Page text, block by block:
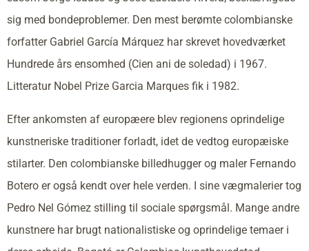
sig med bondeproblemer. Den mest berømte colombianske
forfatter Gabriel García Márquez har skrevet hovedværket
Hundrede års ensomhed (Cien ani de soledad) i 1967.
Litteratur Nobel Prize Garcia Marques fik i 1982.
Efter ankomsten af europæere blev regionens oprindelige
kunstneriske traditioner forladt, idet de vedtog europæiske
stilarter. Den colombianske billedhugger og maler Fernando
Botero er også kendt over hele verden. I sine vægmalerier tog
Pedro Nel Gómez stilling til sociale spørgsmål. Mange andre
kunstnere har brugt nationalistiske og oprindelige temaer i